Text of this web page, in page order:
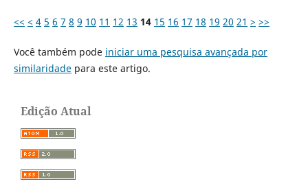
<< < 4 5 6 7 8 9 10 11 12 13 14 15 16 17 18 19 20 21 > >>
Você também pode iniciar uma pesquisa avançada por
similaridadepara este artigo.
Edição Atual